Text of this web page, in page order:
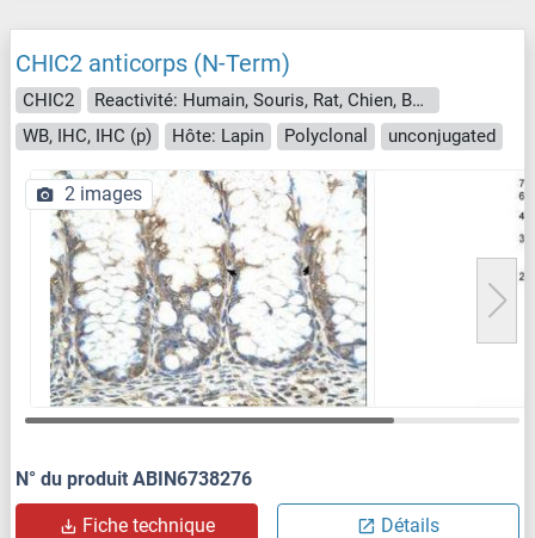
CHIC2 anticorps (N-Term)
CHIC2
Reactivité: Humain, Souris, Rat, Chien, Boeuf (Vache), Cobaye, Cheval, Lapin, Singe, Porc, Roussette (Chauve-souris)
WB, IHC, IHC (p)
Hôte: Lapin Polyclonal unconjugated
2 images
N° du produit ABIN6738276
Fiche technique Détails